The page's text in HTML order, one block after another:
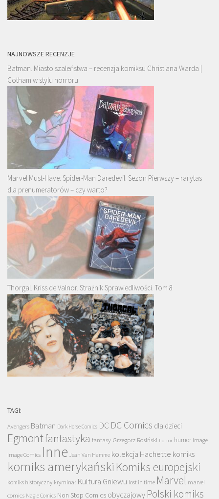
NAJNOWSZE RECENZJE
Batman. Miasto szaleństwa – recenzja komiksu Christiana Warda |
Gotham w stylu horroru
Marvel Must-Have: Spider-Man Daredevil. Sezon Pierwszy – rarytas
dla prenumeratorów – czy warto?
Thorgal. Kriss de Valnor. Strażnik Sprawiedliwości. Tom 8
TAGI:
Avengers Batman Dark Horse Comics DC DC Comics dla dzieci
Egmontfantastyka fantasy Grzegorz Rosiński horror humor Image
Image Comics Inne Jean Van Hamme kolekcja Hachette komiks
komiks amerykański Komiks europejski
komiks historyczny kryminał Kultura Gniewu lost in time Marvel marvel
comics Nagle Comics Non Stop Comics obyczajowy Polski komiks